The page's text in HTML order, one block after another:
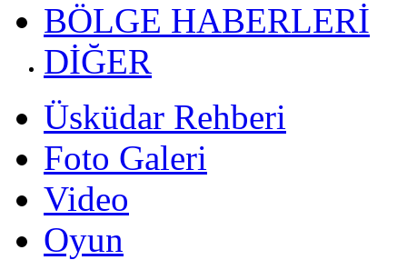
BÖLGE HABERLERİ
DİĞER
Üsküdar Rehberi
Foto Galeri
Video
Oyun